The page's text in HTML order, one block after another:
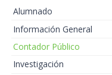
Alumnado
Información General
Contador Público
Investigación